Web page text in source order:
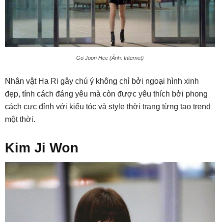
Go Joon Hee (Ảnh: Internet)
Nhân vật Ha Ri gây chú ý không chỉ bởi ngoại hình xinh
đẹp, tính cách đáng yêu mà còn được yêu thích bởi phong
cách cực đỉnh với kiểu tóc và style thời trang từng tạo trend
một thời.
Kim Ji Won